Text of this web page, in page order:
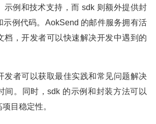
示例和技术支持，而 sdk 则额外提供封
示例代码。AokSend 的邮件服务拥有活
档，开发者可以快速解决开发中遇到的
发者可以获取最佳实践和常见问题解决
间。同时，sdk 的示例和封装方法可以
目稳定性。